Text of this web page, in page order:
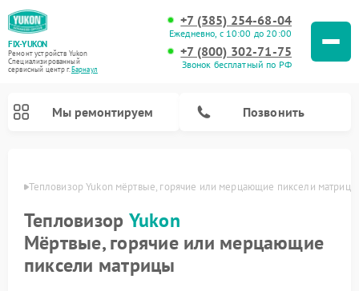
FIX-YUKON
Ремонт устройств Yukon
Специализированный
cервисный центр г.Барнаул
+7 (385) 254-68-04
Ежедневно, с 10:00 до 20:00
+7 (800) 302-71-75
Звонок бесплатный по РФ
Мы ремонтируем Позвонить
Тепловизор Yukon мёртвые, горячие или мерцающие пиксели матрицы
Тепловизор Yukon
Мёртвые, горячие или мерцающие
пиксели матрицы